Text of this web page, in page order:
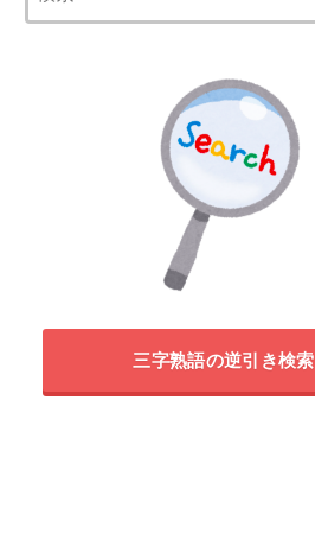
三字熟語の逆引き検索